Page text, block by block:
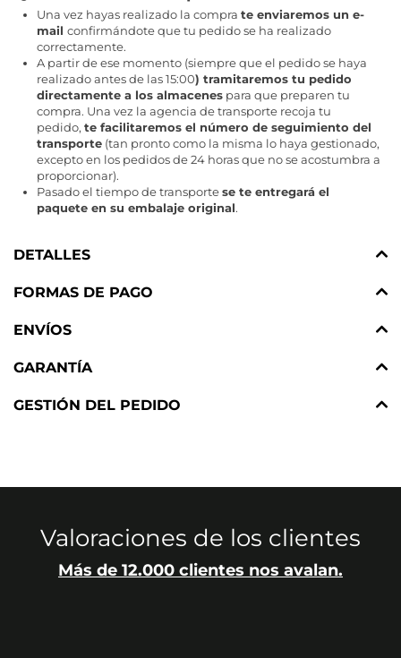
Una vez hayas realizado la compra te enviaremos un e-
mail confirmándote que tu pedido se ha realizado
correctamente.
A partir de ese momento (siempre que el pedido se haya
realizado antes de las 15:00) tramitaremos tu pedido
directamente a los almacenes para que preparen tu
compra. Una vez la agencia de transporte recoja tu
pedido, te facilitaremos el número de seguimiento del
transporte (tan pronto como la misma lo haya gestionado,
excepto en los pedidos de 24 horas que no se acostumbra a
proporcionar).
Pasado el tiempo de transportese te entregará el
paquete en su embalaje original.
DETALLES
FORMAS DE PAGO
ENVÍOS
GARANTÍA
GESTIÓN DEL PEDIDO
Valoraciones de los clientes
Más de 12.000 clientes nos avalan.